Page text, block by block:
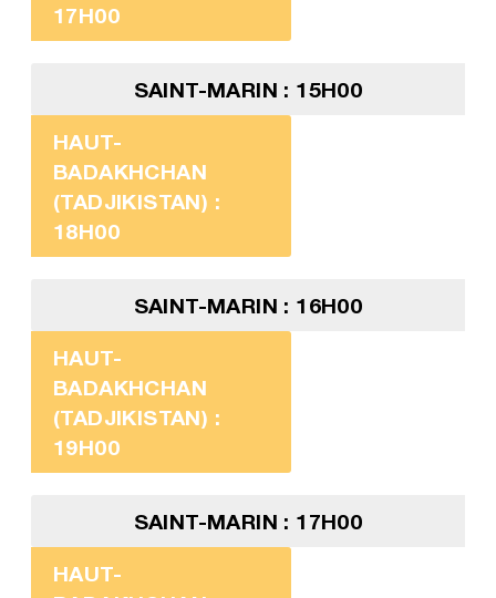
17H00
SAINT-MARIN : 15H00
HAUT-
BADAKHCHAN
(TADJIKISTAN) :
18H00
SAINT-MARIN : 16H00
HAUT-
BADAKHCHAN
(TADJIKISTAN) :
19H00
SAINT-MARIN : 17H00
HAUT-